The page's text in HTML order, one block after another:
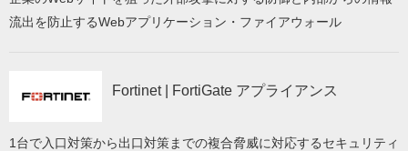
流出を防止するWebアプリケーション・ファイアウォール
Fortinet | FortiGate アプライアンス
1台で入口対策から出口対策までの複合脅威に対応するセキュリティ